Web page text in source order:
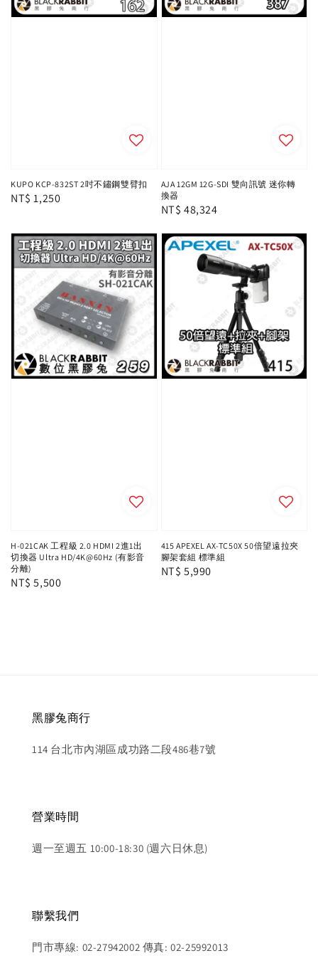
KUPO KCP-832ST 2吋不鏽鋼雙臂扣
Regular
NT$ 1,250
AJA 12GM 12G-SDI 雙向訊號 迷你轉
換器
Regular
NT$ 48,324
H-021CAK 工程級 2.0 HDMI 2進1出
切換器 Ultra HD/4K@60Hz (有影音
分離)
Regular
NT$ 5,500
415 APEXEL AX-TC50X 50倍望遠拉夾
腳架套組 標準組
Regular
NT$ 5,990
黑膠兔商行
114 台北市內湖區成功路二段486巷7號
營業時間
週一至週五 10:00-18:30 (週六日休息)
聯繫我們
門市專線: 02-27942002 傳真: 02-25992013